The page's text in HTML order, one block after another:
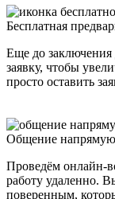
Бесплатная
Еще до заключения
заявку, чтобы
просто оставить
Общение напрямую
Проведём онлайн-
работу удаленно.
поверенным,